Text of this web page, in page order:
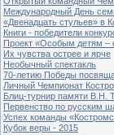
Международный День
«Двенадцать стульев» в
Книги - победители
Проект «Особым детям –
Их чувства острее и ярче
Необычный спектакль
70-летию Победы
Личный Чемпионат
Блиц-турнир памяти В.Н.
Первенство по русским
Успех команды
Кубок веры - 2015